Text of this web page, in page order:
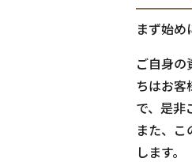
まず始め
ご自身の
ちはお
で、是非
また、
します。